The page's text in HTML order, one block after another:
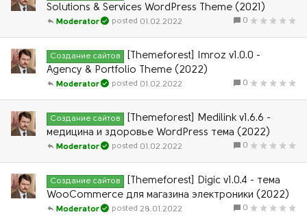
Solutions & Services WordPress Theme (2021)
0
01.02.2022
Moderator
Создание сайтов
[Themeforest] Imroz v1.0.0 -
Agency & Portfolio Theme (2022)
0
01.02.2022
Moderator
Создание сайтов
[Themeforest] Medilink v1.6.6 -
медицина и здоровье WordPress тема (2022)
0
01.02.2022
Moderator
Создание сайтов
[Themeforest] Digic v1.0.4 - тема
WooCommerce для магазина электроники (2022)
0
28.01.2022
Moderator